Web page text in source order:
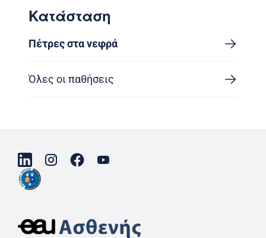
Κατάσταση
Πέτρες στα νεφρά
Όλες οι παθήσεις